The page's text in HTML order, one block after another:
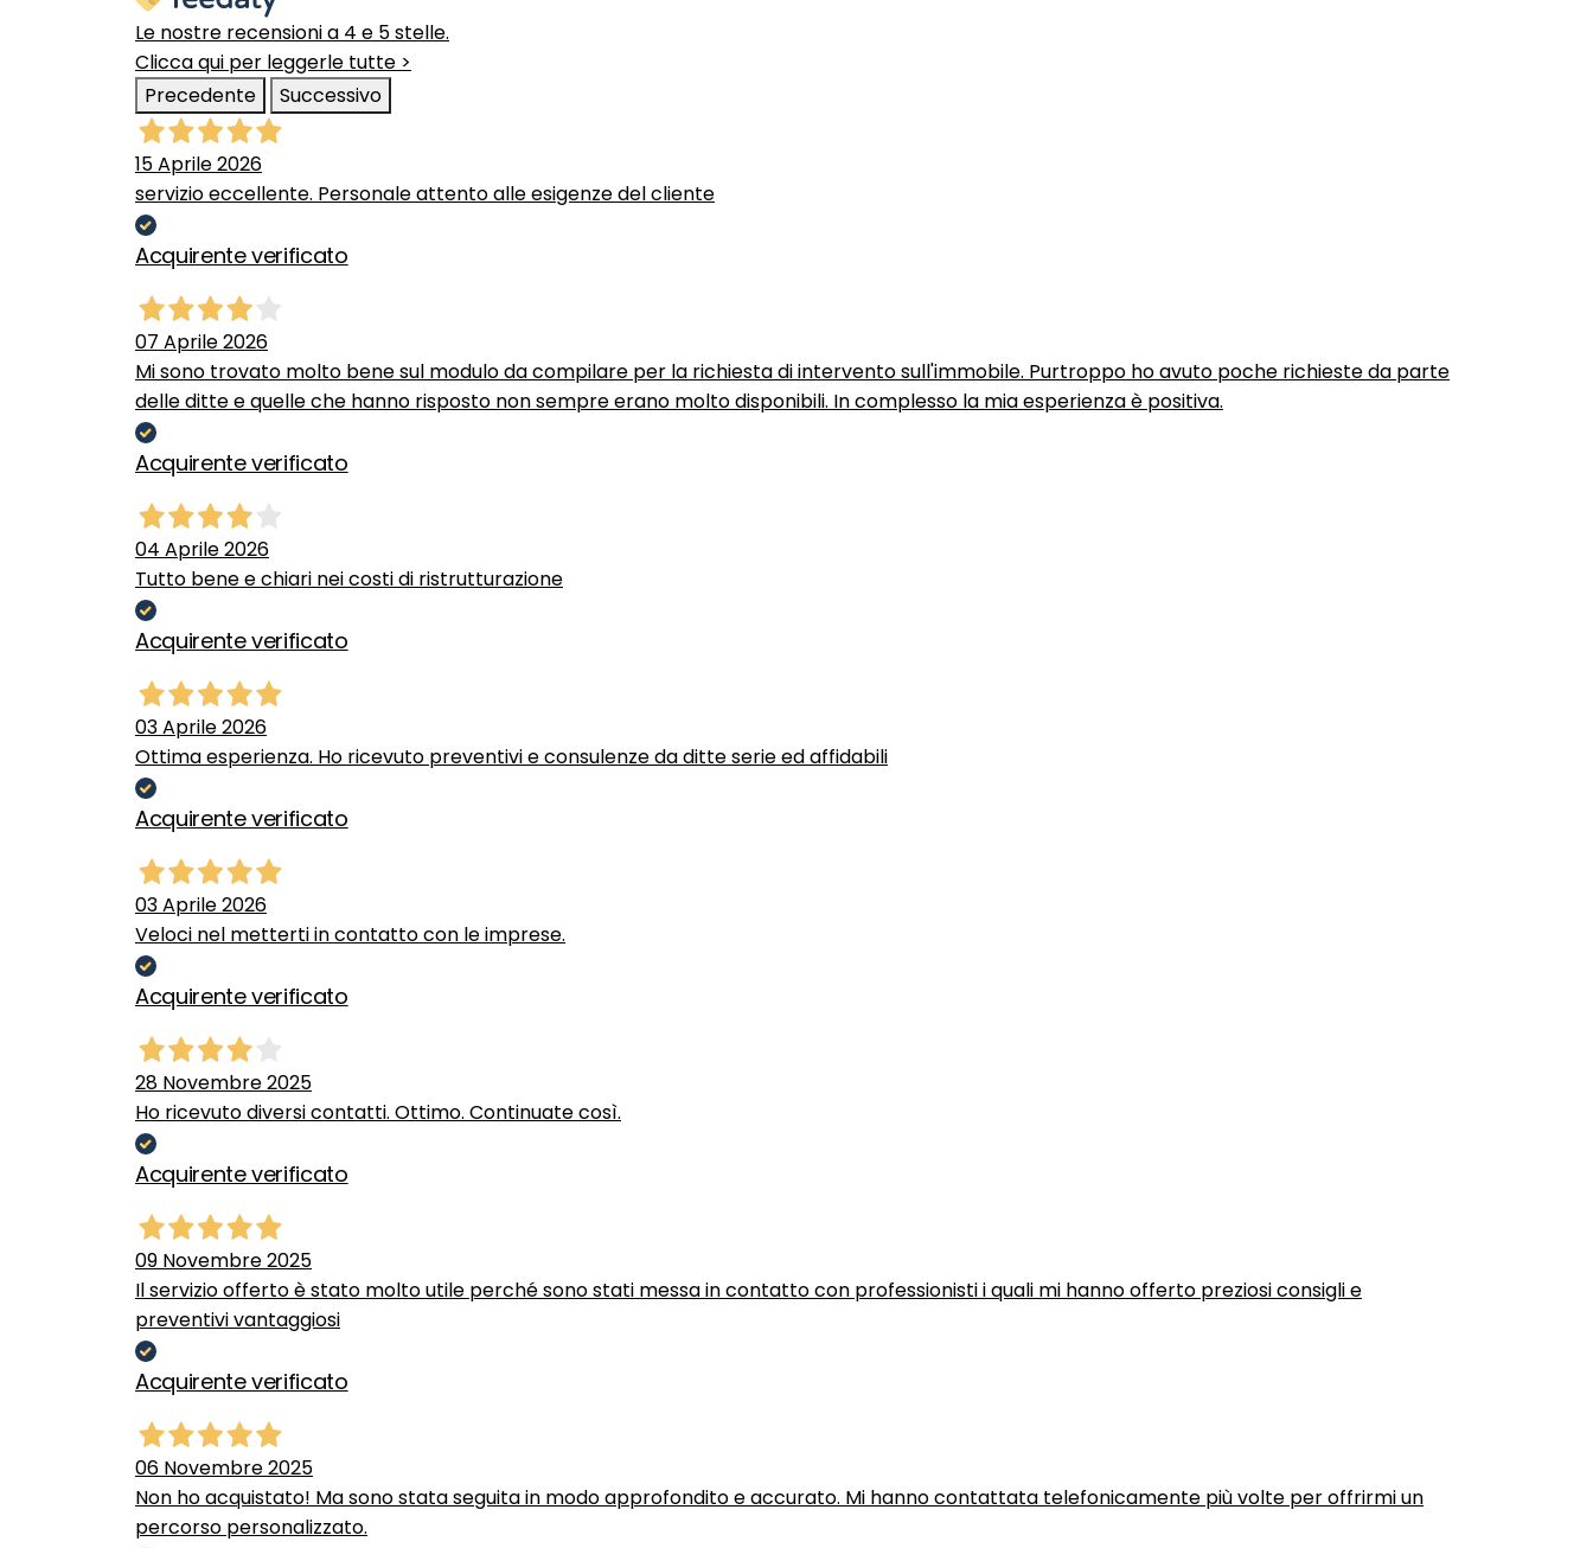
Le nostre recensioni a 4 e 5 stelle.
Clicca qui per leggerle tutte >
Precedente
Successivo
15 Aprile 2026
servizio eccellente. Personale attento alle esigenze del cliente
Acquirente verificato
07 Aprile 2026
Mi sono trovato molto bene sul modulo da compilare per la richiesta di intervento sull'immobile. Purtroppo ho avuto poche richieste da parte
delle ditte e quelle che hanno risposto non sempre erano molto disponibili. In complesso la mia esperienza è positiva.
Acquirente verificato
04 Aprile 2026
Tutto bene e chiari nei costi di ristrutturazione
Acquirente verificato
03 Aprile 2026
Ottima esperienza. Ho ricevuto preventivi e consulenze da ditte serie ed affidabili
Acquirente verificato
03 Aprile 2026
Veloci nel metterti in contatto con le imprese.
Acquirente verificato
28 Novembre 2025
Ho ricevuto diversi contatti. Ottimo. Continuate così.
Acquirente verificato
09 Novembre 2025
Il servizio offerto è stato molto utile perché sono stati messa in contatto con professionisti i quali mi hanno offerto preziosi consigli e
preventivi vantaggiosi
Acquirente verificato
06 Novembre 2025
Non ho acquistato! Ma sono stata seguita in modo approfondito e accurato. Mi hanno contattata telefonicamente più volte per offrirmi un
percorso personalizzato.